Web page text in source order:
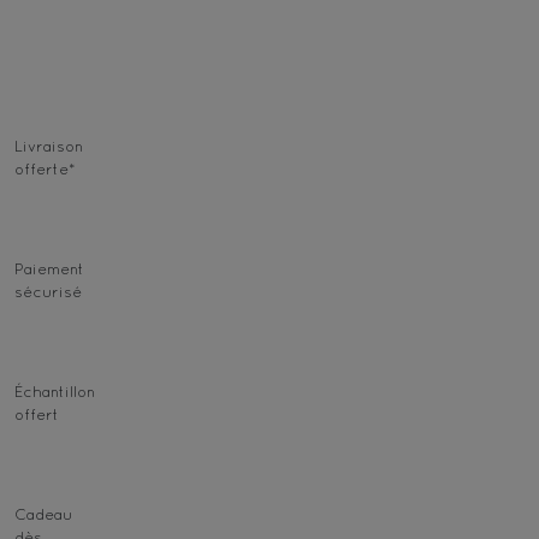
Livraison
offerte*
Paiement
sécurisé
Échantillon
offert
Cadeau